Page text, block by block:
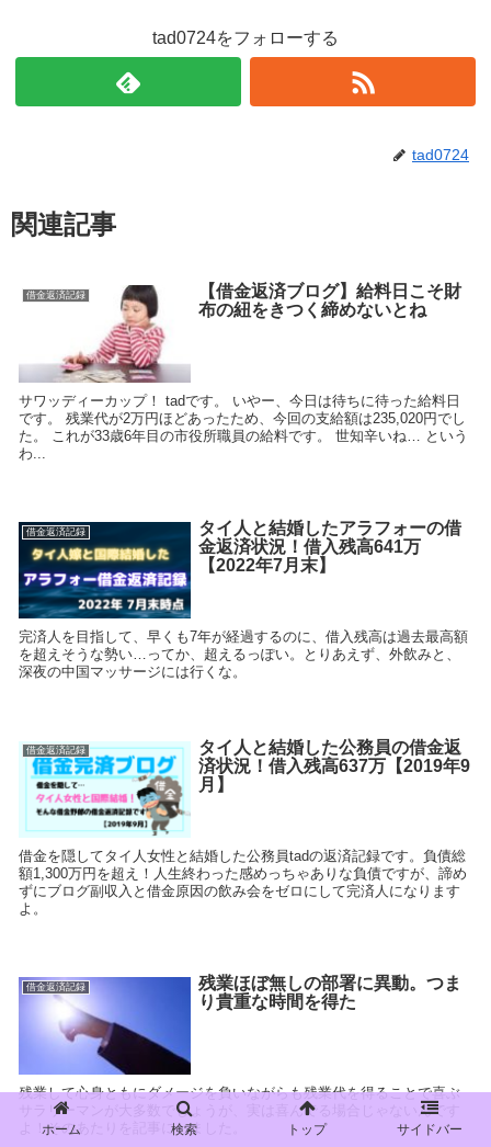
tad0724をフォローする
tad0724
関連記事
借金返済記録
【借金返済ブログ】給料日こそ財
布の紐をきつく締めないとね
サワッディーカップ！ tadです。 いやー、今日は待ちに待った給料日
です。 残業代が2万円ほどあったため、今回の支給額は235,020円でし
た。 これが33歳6年目の市役所職員の給料です。 世知辛いね… という
わ...
借金返済記録
タイ人と結婚したアラフォーの借
金返済状況！借入残高641万
【2022年7月末】
完済人を目指して、早くも7年が経過するのに、借入残高は過去最高額
を超えそうな勢い…ってか、超えるっぽい。とりあえず、外飲みと、
深夜の中国マッサージには行くな。
借金返済記録
タイ人と結婚した公務員の借金返
済状況！借入残高637万【2019年9
月】
借金を隠してタイ人女性と結婚した公務員tadの返済記録です。負債総
額1,300万円を超え！人生終わった感めっちゃありな負債ですが、諦め
ずにブログ副収入と借金原因の飲み会をゼロにして完済人になります
よ。
借金返済記録
残業ほぼ無しの部署に異動。つま
り貴重な時間を得た
残業して心身ともにダメージを負いながらも残業代を得ることで喜ぶ
サラリーマンが大多数でしょうが、実は喜んでる場合じゃないんです
よ！そのあたりを記事にしました。
ホーム 検索 トップ サイドバー